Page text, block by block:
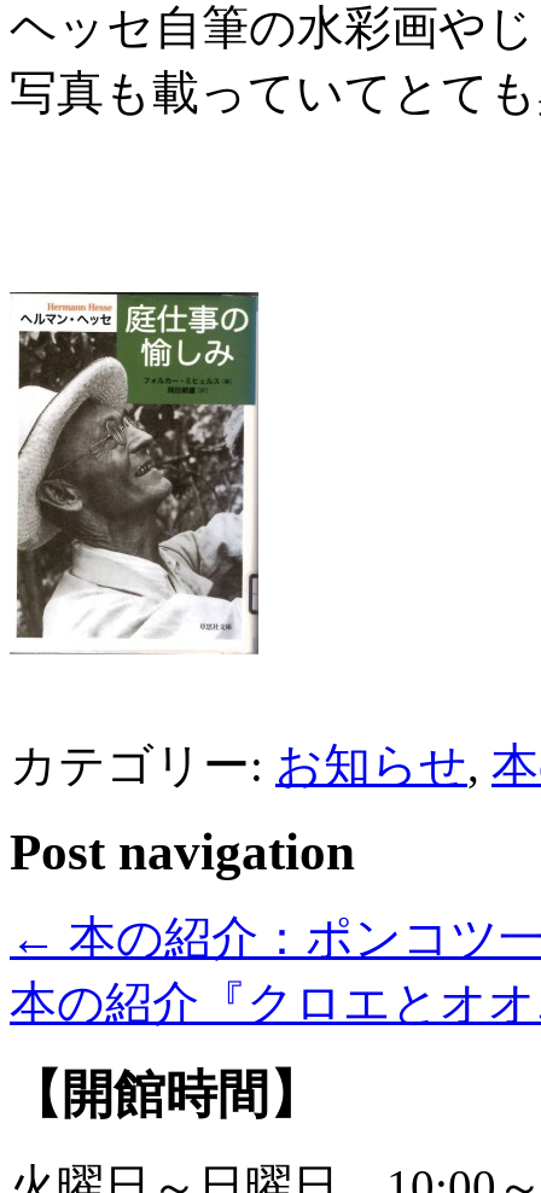
ヘッセ自筆の水彩画や
写真も載っていてとて
カテゴリー: お知らせ,
Post navigation
← 本の紹介：ポンコツ
本の紹介『クロエとオ
【開館時間】